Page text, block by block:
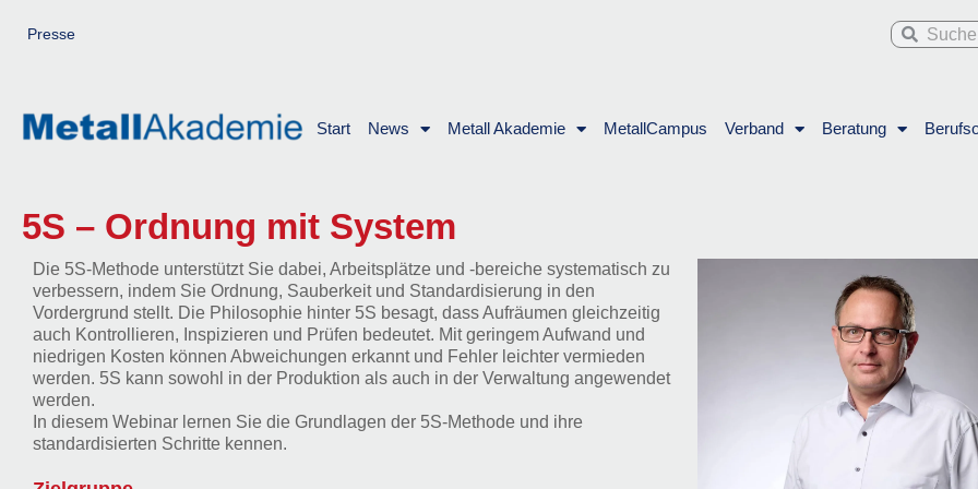
InhaltPresse SucheSuche
Start News Metall Akademie MetallCampus Verband Beratung
5S – Ordnung mit System
Die 5S-Methode unterstützt Sie dabei, Arbeitsplätze und -bereiche systematisch zu
verbessern, indem Sie Ordnung, Sauberkeit und Standardisierung in den
Vordergrund stellt. Die Philosophie hinter 5S besagt, dass Aufräumen gleichzeitig
auch Kontrollieren, Inspizieren und Prüfen bedeutet. Mit geringem Aufwand und
niedrigen Kosten können Abweichungen erkannt und Fehler leichter vermieden
werden. 5S kann sowohl in der Produktion als auch in der Verwaltung angewendet
werden.
In diesem Webinar lernen Sie die Grundlagen der 5S-Methode und ihre
standardisierten Schritte kennen.